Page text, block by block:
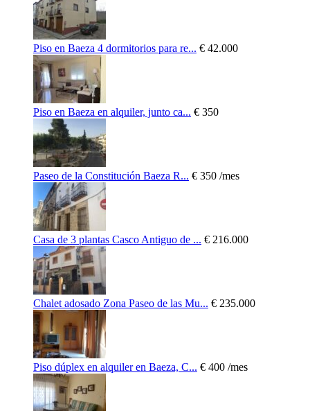
Piso en Baeza 4 dormitorios para re... € 42.000
Piso en Baeza en alquiler, junto ca... € 350
Paseo de la Constitución Baeza R... € 350 /mes
Casa de 3 plantas Casco Antiguo de ... € 216.000
Chalet adosado Zona Paseo de las Mu... € 235.000
Piso dúplex en alquiler en Baeza, C... € 400 /mes